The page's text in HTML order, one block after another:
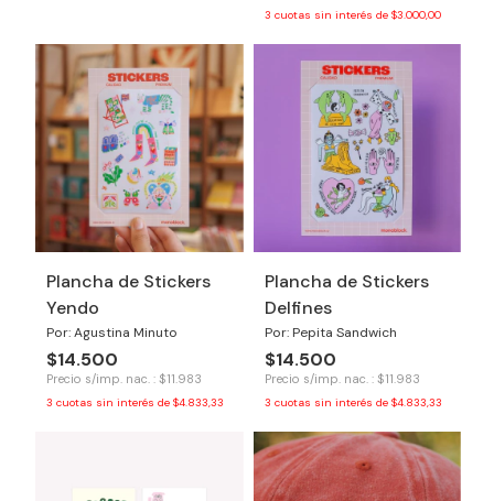
3 cuotas sin interés de $3.000,00
Plancha de Stickers
Yendo
Por: Agustina Minuto
$14.500
Precio s/imp. nac. : $11.983
3 cuotas sin interés de $4.833,33
Plancha de Stickers
Delfines
Por: Pepita Sandwich
$14.500
Precio s/imp. nac. : $11.983
3 cuotas sin interés de $4.833,33